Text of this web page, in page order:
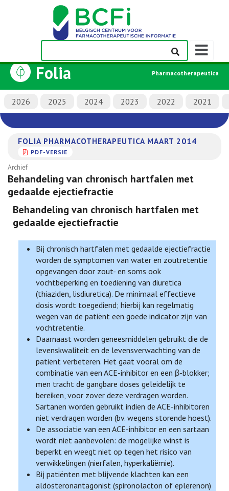
Folia Pharmacotherapeutica
2026 2025 2024 2023 2022 2021
FOLIA PHARMACOTHERAPEUTICA MAART 2014
PDF-VERSIE
Archief
Behandeling van chronisch hartfalen met
gedaalde ejectiefractie
Behandeling van chronisch hartfalen met
gedaalde ejectiefractie
Bij chronisch hartfalen met gedaalde ejectiefractie
worden de symptomen van water en zoutretentie
opgevangen door zout- en soms ook
vochtbeperking en toediening van diuretica
(thiaziden, lisdiuretica). De minimaal effectieve
dosis wordt toegediend; hierbij kan regelmatig
wegen van de patiënt een goede indicator zijn van
vochtretentie.
Daarnaast worden geneesmiddelen gebruikt die de
levenskwaliteit en de levensverwachting van de
patiënt verbeteren. Het gaat vooral om de
combinatie van een ACE-inhibitor en een β-blokker;
men tracht de gangbare doses geleidelijk te
bereiken, voor zover deze verdragen worden.
Sartanen worden gebruikt indien de ACE-inhibitoren
niet verdragen worden (bv. wegens storende hoest).
De associatie van een ACE-inhibitor en een sartaan
wordt niet aanbevolen: de mogelijke winst is
beperkt en weegt niet op tegen het risico van
verwikkelingen (nierfalen, hyperkaliëmie).
Bij patiënten met blijvende klachten kan een
aldosteronantagonist (spironolacton of eplerenon)